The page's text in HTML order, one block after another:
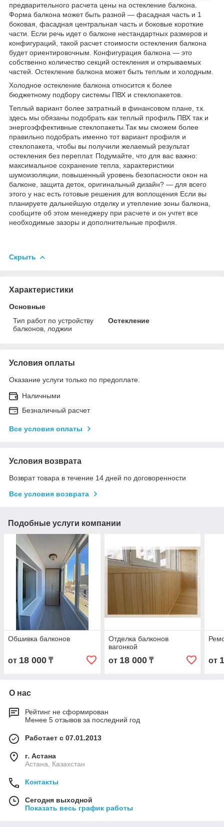
предварительного расчета цены на остекление балкона.
Форма балкона может быть разной — фасадная часть и 1
боковая, фасадная центральная часть и боковые короткие
части. Если речь идет о балконе нестандартных размеров и
конфигураций, такой расчет стоимости остекления балкона
будет ориентировочным. Конфигурация балкона — это
собственно количество секций остекления и открываемых
частей. Остекление балкона может быть теплым и холодным.
Холодное остекление балкона относится к более
бюджетному подбору системы ПВХ и стеклопакетов.
Теплый вариант более затратный в финансовом плане, т.к.
здесь мы обязаны подобрать как теплый профиль ПВХ так и
энергоэффективные стеклопакеты.Так мы сможем более
правильно подобрать именно тот вариант профиля и
стеклопакета, чтобы вы получили желаемый результат
остекления без переплат. Подумайте, что для вас важно:
максимальное сохранение тепла, характеристики
шумоизоляции, повышенный уровень безопасности окон на
балконе, защита деток, оригинальный дизайн? — для всего
этого у нас есть готовые решения для воплощения Если вы
планируете дальнейшую отделку и утепление зоны балкона,
сообщите об этом менеджеру при расчете и он учтет все
необходимые зазоры и дополнительные профиля.
Скрыть
Характеристики
Основные
Тип работ по устройству
балконов, лоджии
Остекление
Условия оплаты
Оказание услуги только по предоплате.
Наличными
Безналичный расчет
Все условия оплаты
Условия возврата
Возврат товара в течение 14 дней по договоренности
Все условия возврата
Подобные услуги компании
Обшивка балконов
от 18 000 ₸
Отделка балконов
вагонкой
от 18 000₸ от
О нас
Рейтинг не сформирован
Менее 5 отзывов за последний год
Работает с 07.01.2013
г. Астана
Астана, Казахстан
Контакты
Сегодня выходной
Показать весь график работы